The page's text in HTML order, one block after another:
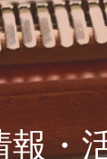
報・